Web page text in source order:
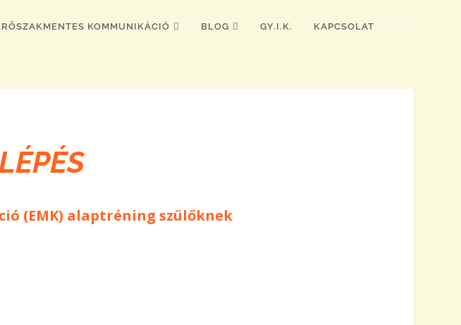
KOMMUNIKÁCIÓ BLOG GY.I.K. KAPCSOLAT
(EMK) alaptréning szülőknek